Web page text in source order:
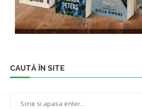
CAUTĂ ÎN SITE